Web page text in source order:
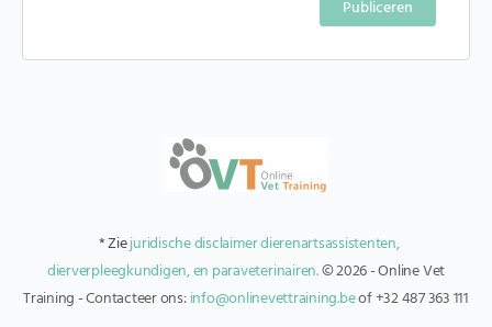
* Ziejuridische disclaimer dierenartsassistenten,
dierverpleegkundigen, en paraveterinairen.© 2026 - Online Vet
Training - Contacteer ons:info@onlinevettraining.beof +32 487 363 111